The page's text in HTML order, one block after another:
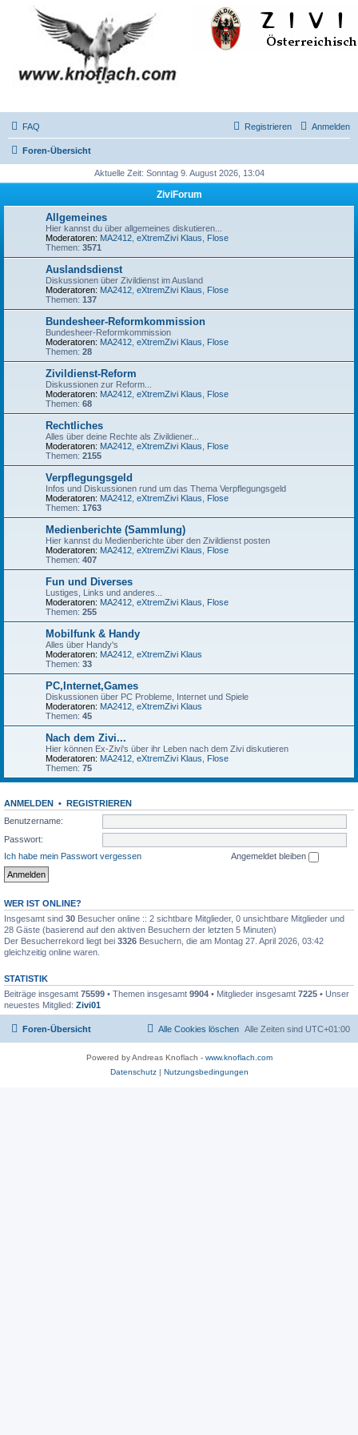
FAQ Anmelden
Registrieren
Foren-Übersicht
Aktuelle Zeit: Sonntag 9. August 2026, 13:04
ZiviForum
Allgemeines
Hier kannst du über allgemeines diskutieren...
Moderatoren: MA2412 eXtremZivi Klaus
Flose
Themen: 3571
Auslandsdienst
Diskussionen über Zivildienst im Ausland
Moderatoren: MA2412 eXtremZivi Klaus
Flose
Themen: 137
Bundesheer-Reformkommission
Bundesheer-Reformkommission
Moderatoren: MA2412 eXtremZivi Klaus
Flose
Themen: 28
Zivildienst-Reform
Diskussionen zur Reform...
Moderatoren: MA2412 eXtremZivi Klaus
Flose
Themen: 68
Rechtliches
Alles über deine Rechte als Zivildiener...
Moderatoren: MA2412 eXtremZivi Klaus
Flose
Themen: 2155
Verpflegungsgeld
Infos und Diskussionen rund um das Thema Verpflegungsgeld
Moderatoren: MA2412 eXtremZivi Klaus
Flose
Themen: 1763
Medienberichte (Sammlung)
Hier kannst du Medienberichte über den Zivildienst posten
Moderatoren: MA2412 eXtremZivi Klaus
Flose
Themen: 407
Fun und Diverses
Lustiges, Links und anderes...
Moderatoren: MA2412 eXtremZivi Klaus
Flose
Themen: 255
Mobilfunk & Handy
Alles über Handy's
Moderatoren: MA2412 eXtremZivi Klaus
Themen: 33
PC,Internet,Games
Diskussionen über PC Probleme, Internet und Spiele
Moderatoren: MA2412 eXtremZivi Klaus
Themen: 45
Nach dem Zivi...
Hier können Ex-Zivi's über ihr Leben nach dem Zivi diskutieren
Moderatoren: MA2412 eXtremZivi Klaus
Flose
Themen: 75
ANMELDEN • REGISTRIEREN
Benutzername:
Passwort:
Ich habe mein Passwort vergessen
Angemeldet bleiben
WER IST ONLINE?
Insgesamt sind 30 Besucher online :: 2 sichtbare Mitglieder, 0 unsichtbare Mitglieder und
28 Gäste (basierend auf den aktiven Besuchern der letzten 5 Minuten)
Der Besucherrekord liegt bei 3326 Besuchern, die am Montag 27. April 2026, 03:42
gleichzeitig online waren.
STATISTIK
Beiträge insgesamt 75599 • Themen insgesamt 9904 • Mitglieder insgesamt 7225 • Unser
neuestes Mitglied: Zivi01
Foren-Übersicht Alle Zeiten sind UTC+01:00
Alle Cookies löschen
Powered by Andreas Knoflach - www.knoflach.com
Datenschutz| Nutzungsbedingungen